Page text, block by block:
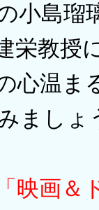
小島瑠
栄教授
心温ま
ましょ
映画＆